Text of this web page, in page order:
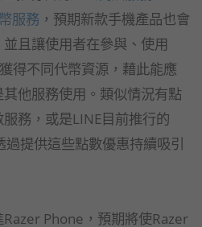
服務 ，預期新款手機產品也會
且讓使用者在參與、使用
得不同代幣資源，藉此能應
他服務使用。類似情況有點
務，或是LINE目前推行的
過提供這些點數優惠持續吸引
Phone，預期將使Razer